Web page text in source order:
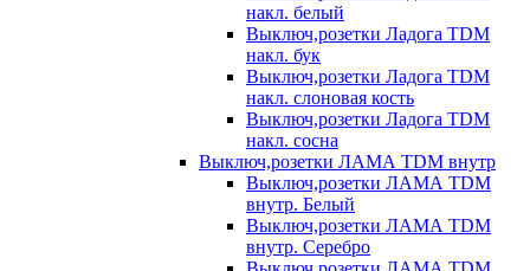
накл. белый
Выключ,розетки Ладога TDM
накл. бук
Выключ,розетки Ладога TDM
накл. слоновая кость
Выключ,розетки Ладога TDM
накл. сосна
Выключ,розетки ЛАМА TDM внутр
Выключ,розетки ЛАМА TDM
внутр. Белый
Выключ,розетки ЛАМА TDM
внутр. Серебро